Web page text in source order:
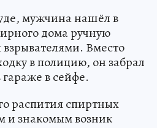
мужчина нашёл в
дома ручную
Вместо
в полицию, он забрал
в сейфе.
распития спиртных
и знакомым возник